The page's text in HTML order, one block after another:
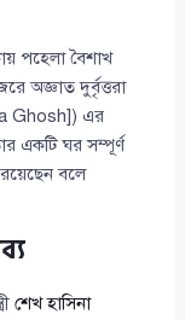
পহেলা বৈশাখ
অজ্ঞাত দুর্বৃত্তরা
Ghosh]) এর
একটি ঘর সম্পূর্ণ
বলে
শেখ হাসিনা